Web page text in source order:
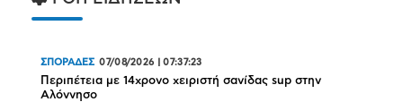
ΣΠΟΡΑΔΕΣ 07/08/2026 07:37:23
Περιπέτεια με 14χρονο χειριστή σανίδας sup στην
Αλόννησο